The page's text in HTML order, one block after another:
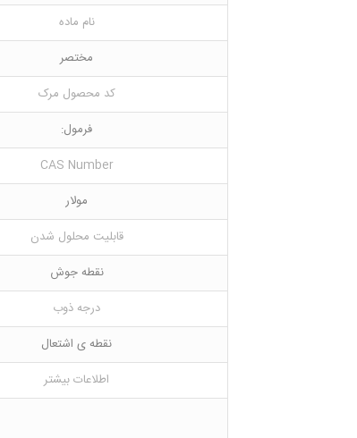
نام ماده
مختصر
کد محصول مرک
فرمول:
CAS Number
مولار
قابلیت محلول شدن
نقطه جوش
درجه ذوب
نقطه ی اشتعال
اطلاعات بیشتر